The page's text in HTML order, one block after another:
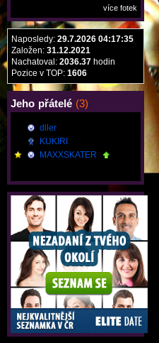
více fotek
Naposledy: 29.7.2026 04:17:35
Založen: 31.12.2021
Nachatoval: 2036.37 hodin
Pozice v TOP: 1606
Jeho přátelé (3)
dller
KUKIRI
MAXXSKATER